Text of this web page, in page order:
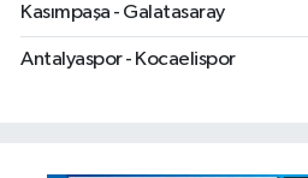
Kasımpaşa - Galatasaray
Antalyaspor - Kocaelispor